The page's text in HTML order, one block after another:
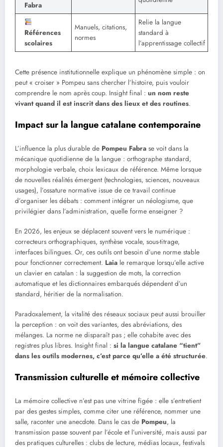
Fabra
Références
scolaires
Manuels, citations,
normes
Relie la langue
standard à
l’apprentissage collectif
Cette présence institutionnelle explique un phénomène simple : on
peut « croiser » Pompeu sans chercher l’histoire, puis vouloir
comprendre le nom après coup. Insight final : un nom reste
vivant quand il est inscrit dans des lieux et des routines.
Impact sur la langue catalane contemporaine
L’influence la plus durable de Pompeu Fabra se voit dans la
mécanique quotidienne de la langue : orthographe standard,
morphologie verbale, choix lexicaux de référence. Même lorsque
de nouvelles réalités émergent (technologies, sciences, nouveaux
usages), l’ossature normative issue de ce travail continue
d’organiser les débats : comment intégrer un néologisme, que
privilégier dans l’administration, quelle forme enseigner ?
En 2026, les enjeux se déplacent souvent vers le numérique :
correcteurs orthographiques, synthèse vocale, sous-titrage,
interfaces bilingues. Or, ces outils ont besoin d’une norme stable
pour fonctionner correctement. Laia le remarque lorsqu’elle active
un clavier en catalan : la suggestion de mots, la correction
automatique et les dictionnaires embarqués dépendent d’un
standard, héritier de la normalisation.
Paradoxalement, la vitalité des réseaux sociaux peut aussi brouiller
la perception : on voit des variantes, des abréviations, des
mélanges. La norme ne disparaît pas ; elle cohabite avec des
registres plus libres. Insight final : si la langue catalane “tient”
dans les outils modernes, c’est parce qu’elle a été structurée.
Transmission culturelle et mémoire collective
La mémoire collective n’est pas une vitrine figée : elle s’entretient
par des gestes simples, comme citer une référence, nommer une
salle, raconter une anecdote. Dans le cas de Pompeu, la
transmission passe souvent par l’école et l’université, mais aussi par
des pratiques culturelles : clubs de lecture, médias locaux, festivals